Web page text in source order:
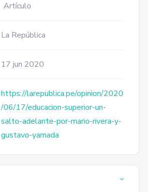
Artículo
La República
17 jun 2020
https://larepublica.pe/opinion/2020
/06/17/educacion-superior-un-
salto-adelante-por-mario-rivera-y-
gustavo-yamada